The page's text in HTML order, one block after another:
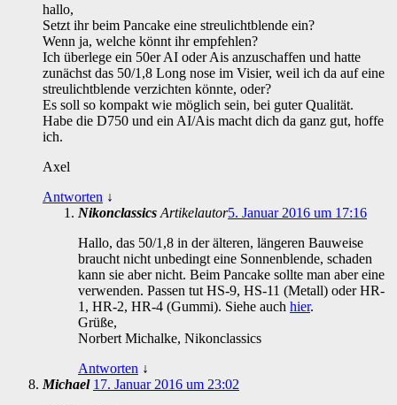
hallo,
Setzt ihr beim Pancake eine streulichtblende ein?
Wenn ja, welche könnt ihr empfehlen?
Ich überlege ein 50er AI oder Ais anzuschaffen und hatte
zunächst das 50/1,8 Long nose im Visier, weil ich da auf eine
streulichtblende verzichten könnte, oder?
Es soll so kompakt wie möglich sein, bei guter Qualität.
Habe die D750 und ein AI/Ais macht dich da ganz gut, hoffe
ich.
Axel
Antworten ↓
Nikonclassics Artikelautor5. Januar 2016 um 17:16
Hallo, das 50/1,8 in der älteren, längeren Bauweise
braucht nicht unbedingt eine Sonnenblende, schaden
kann sie aber nicht. Beim Pancake sollte man aber eine
verwenden. Passen tut HS-9, HS-11 (Metall) oder HR-
1, HR-2, HR-4 (Gummi). Siehe auch hier.
Grüße,
Norbert Michalke, Nikonclassics
Antworten ↓
Michael 17. Januar 2016 um 23:02